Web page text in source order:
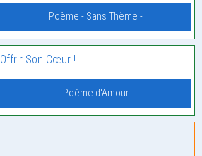
Poème - Sans Thème -
Offrir Son Cœur !
Poème d'Amour